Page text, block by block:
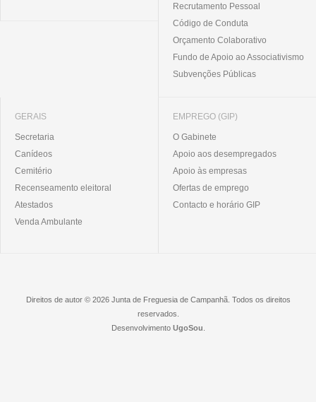
Recrutamento Pessoal
Código de Conduta
Orçamento Colaborativo
Fundo de Apoio ao Associativismo
Subvenções Públicas
GERAIS
Secretaria
Canídeos
Cemitério
Recenseamento eleitoral
Atestados
Venda Ambulante
EMPREGO (GIP)
O Gabinete
Apoio aos desempregados
Apoio às empresas
Ofertas de emprego
Contacto e horário GIP
Direitos de autor © 2026 Junta de Freguesia de Campanhã. Todos os direitos
reservados.
Desenvolvimento UgoSou